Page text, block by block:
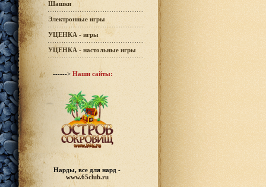
Шашки
Электронные игры
УЦЕНКА - игры
УЦЕНКА - настольные игры
------> Наши сайты:
Нарды, все для нард -
www.65club.ru